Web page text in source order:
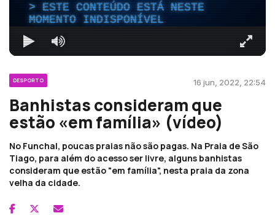
ESTE CONTEÚDO ESTÁ NESTE
MOMENTO INDISPONÍVEL
DESPORTO 16 jun, 2022, 22:54
Banhistas consideram que
estão «em família» (vídeo)
No Funchal, poucas praias não são pagas. Na Praia de São
Tiago, para além do acesso ser livre, alguns banhistas
consideram que estão "em família", nesta praia da zona
velha da cidade.